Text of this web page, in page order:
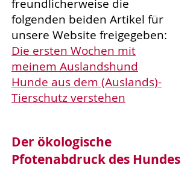
freundlicherweise die
folgenden beiden Artikel für
unsere Website freigegeben:
Die ersten Wochen mit
meinem Auslandshund
Hunde aus dem (Auslands)-
Tierschutz verstehen
Der ökologische
Pfotenabdruck des Hundes